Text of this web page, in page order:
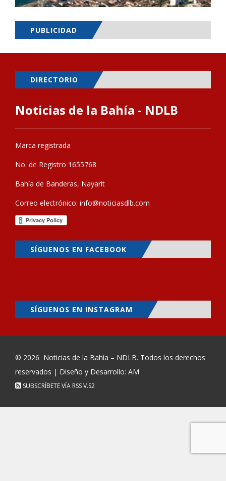
PUBLICIDAD
DIRECTORIO
Noticias de la Bahía - NDLB
Marca registrada
No. de Registro 1655768
Bahía de Banderas, Nayarit
Correo electrónico: info@noticiasdlb.com
SÍGUENOS EN FACEBOOK
SÍGUENOS EN INSTAGRAM
© 2026 Noticias de la Bahía – NDLB. Todos los derechos
reservados | Diseño y Desarrollo: AM
SUBSCRÍBETE VÍA RSSV.S2